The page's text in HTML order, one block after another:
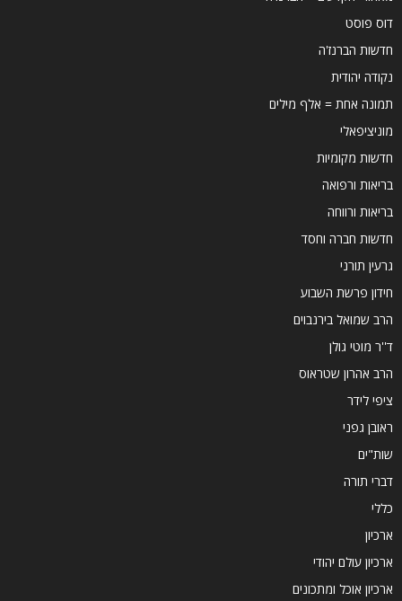
דוס פוסט
חדשות הברנז'ה
נקודה יהודית
תמונה אחת = אלף מילים
מוניציפאלי
חדשות מקומיות
בריאות ורפואה
בריאות ורווחה
חדשות חברה וחסד
גרעין תורני
חידון פרשת השבוע
הרב שמואל בירנבוים
ד''ר מוטי גולן
הרב אהרון שטראוס
ציפי לידר
ראובן גפני
שות"ים
דברי תורה
כללי
ארכיון
ארכיון עולם יהודי
ארכיון אוכל ומתכונים